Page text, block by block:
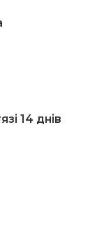
14 днів